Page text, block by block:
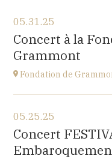
Cuse-et-Adrisans
(25680)
at20H
05.31.25
Concert à la
Grammont
Fondation de
Fondation de
205 rue de l'Hôpital,
at14H
05.25.25
Concert